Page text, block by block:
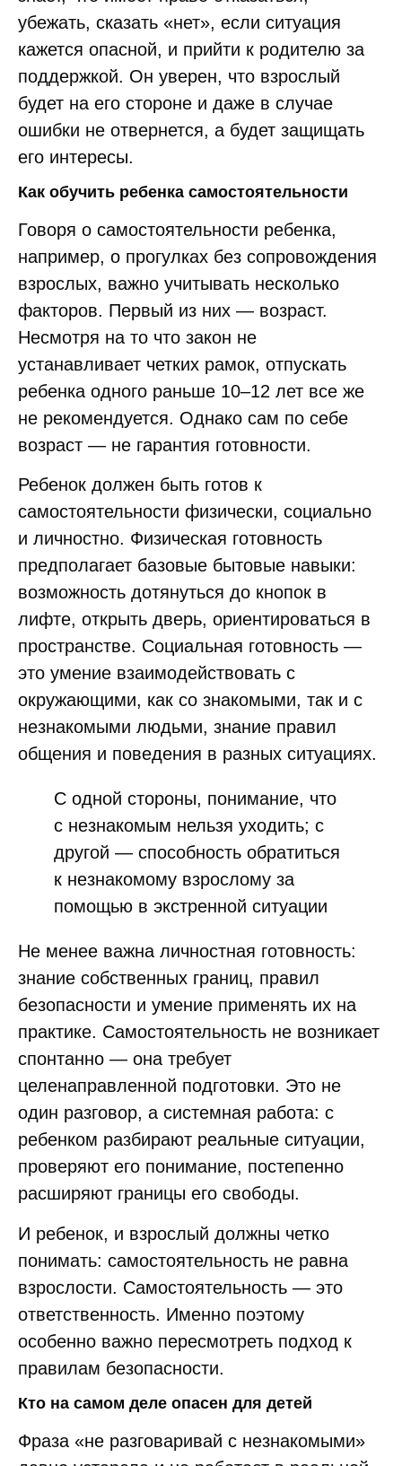
убежать, сказать «нет», если ситуация
кажется опасной, и прийти к родителю за
поддержкой. Он уверен, что взрослый
будет на его стороне и даже в случае
ошибки не отвернется, а будет защищать
его интересы.
Как обучить ребенка самостоятельности
Говоря о самостоятельности ребенка,
например, о прогулках без сопровождения
взрослых, важно учитывать несколько
факторов. Первый из них — возраст.
Несмотря на то что закон не
устанавливает четких рамок, отпускать
ребенка одного раньше 10–12 лет все же
не рекомендуется. Однако сам по себе
возраст — не гарантия готовности.
Ребенок должен быть готов к
самостоятельности физически, социально
и личностно. Физическая готовность
предполагает базовые бытовые навыки:
возможность дотянуться до кнопок в
лифте, открыть дверь, ориентироваться в
пространстве. Социальная готовность —
это умение взаимодействовать с
окружающими, как со знакомыми, так и с
незнакомыми людьми, знание правил
общения и поведения в разных ситуациях.
С одной стороны, понимание, что
с незнакомым нельзя уходить; с
другой — способность обратиться
к незнакомому взрослому за
помощью в экстренной ситуации
Не менее важна личностная готовность:
знание собственных границ, правил
безопасности и умение применять их на
практике. Самостоятельность не возникает
спонтанно — она требует
целенаправленной подготовки. Это не
один разговор, а системная работа: с
ребенком разбирают реальные ситуации,
проверяют его понимание, постепенно
расширяют границы его свободы.
И ребенок, и взрослый должны четко
понимать: самостоятельность не равна
взрослости. Самостоятельность — это
ответственность. Именно поэтому
особенно важно пересмотреть подход к
правилам безопасности.
Кто на самом деле опасен для детей
Фраза «не разговаривай с незнакомыми»